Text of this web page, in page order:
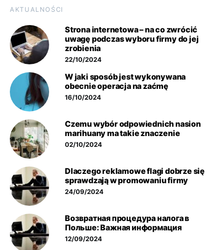
AKTUALNOŚCI
Strona internetowa – na co zwrócić
uwagę podczas wyboru firmy do jej
zrobienia
22/10/2024
W jaki sposób jest wykonywana
obecnie operacja na zaćmę
16/10/2024
Czemu wybór odpowiednich nasion
marihuany ma takie znaczenie
02/10/2024
Dlaczego reklamowe flagi dobrze się
sprawdzają w promowaniu firmy
24/09/2024
Возвратная процедура налога в
Польше: Важная информация
12/09/2024